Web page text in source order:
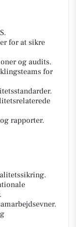
for at sikre
og audits.
for
rapporter.